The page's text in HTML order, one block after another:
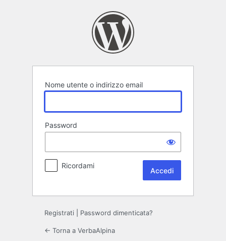
Nome utente o indirizzo email
Password
Ricordami
Registrati Password dimenticata?
← Torna a VerbaAlpina